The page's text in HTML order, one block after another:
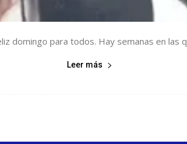
domingo para todos. Hay semanas en las
Leer más